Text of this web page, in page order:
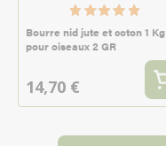
Bourre nid jute et coton 1 Kg
pour oiseaux 2 GR
14,70 €